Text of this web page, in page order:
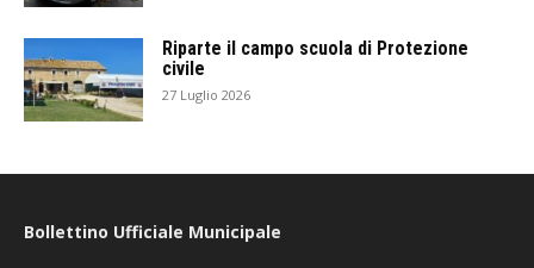
Riparte il campo scuola di Protezione
civile
27 Luglio 2026
Bollettino Ufficiale Municipale